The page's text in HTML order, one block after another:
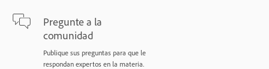
Pregunte a la
comunidad
Publique sus preguntas para que le
respondan expertos en la materia.